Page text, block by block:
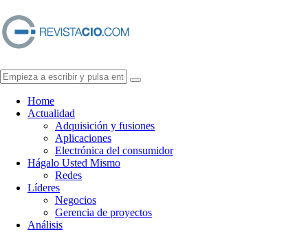
Home
Actualidad
Adquisición y fusiones
Aplicaciones
Electrónica del consumidor
Hágalo Usted Mismo
Redes
Líderes
Negocios
Gerencia de proyectos
Análisis